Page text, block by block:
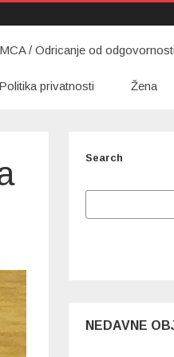
to
/ Odricanje od odgovornosti
privatnosti Žena
Search
NEDAVNE